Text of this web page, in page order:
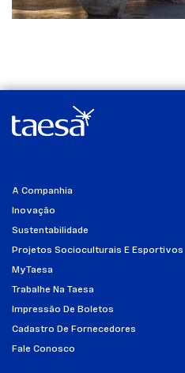
A Companhia
Inovação
Sustentabilidade
Projetos Socioculturais E Esportivos
MyTaesa
Trabalhe Na Taesa
Impressão De Boletos
Cadastro De Fornecedores
Fale Conosco